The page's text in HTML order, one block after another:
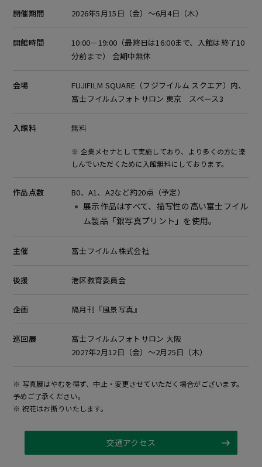
開催期間 2026年5月15日（金）～6月4日（木）
開館時間
10:00－19:00（最終日は16:00まで、入館は終了10
分前まで） 会期中無休
会場
FUJIFILM SQUARE（フジフイルム スクエア）内、
富士フイルムフォトサロン 東京 スペース3
入館料 無料
※ 企業メセナとして実施しており、より多くの方に楽
しんでいただくために入館無料にしております。
作品点数 B0、A1、A2など約20点（予定）
展示作品はすべて、描写性の高い富士フイル
ム製品「銀写真プリント」を使用。
主催 富士フイルム株式会社
後援 港区教育委員会
企画 隔月刊『風景写真』
巡回展
富士フイルムフォトサロン 大阪
2027年2月12日（金）～2月25日（木）
※ 写真展はやむを得ず、中止・変更させていただく場合がございます。
予めご了承ください。
※ 祝花はお断りいたします。
交通アクセス